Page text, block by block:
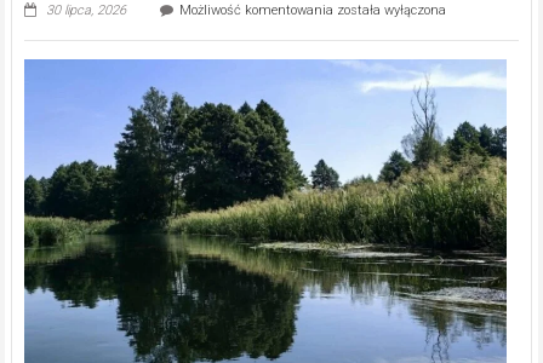
30 lipca, 2026 Możliwość komentowania Ekologiczne
kamerą
wśród
została wyłączona